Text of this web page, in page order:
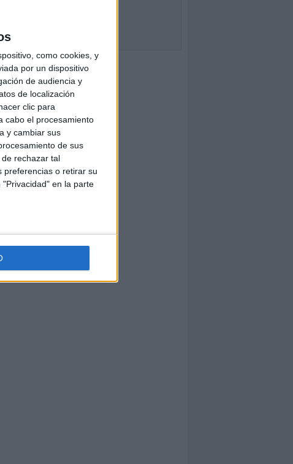
como cookies, y
por un dispositivo
de audiencia y
de localización
clic para
cabo el procesamiento
y cambiar sus
de sus
rechazar tal
preferencias o retirar su
en la parte